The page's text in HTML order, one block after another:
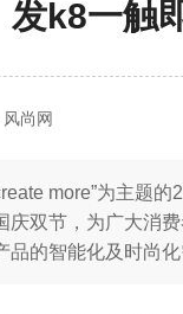
发k8一触
尚网
more”为主题
庆双节，为广大消
品的智能化及时尚